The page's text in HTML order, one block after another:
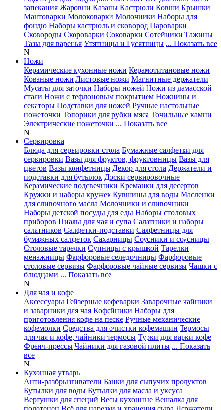
запекания Жаровни Казаны Кастрюли Ковши Крышки
Мантоварки Молоковарки Молочники Наборы для
фондю Наборы кастрюль и сковород Пароварки
Сковороды Скороварки Соковарки Сотейники Тажины
Тазы для варенья Утятницы и Гусятницы ... Показать все
N
Ножи
Керамические кухонные ножи Керамотитановые ножи
Кованые ножи Листовые ножи Магнитные держатели
Мусаты для заточки Наборы ножей Ножи из дамасской
стали Ножи с тефлоновым покрытием Ножницы и
секаторы Подставки для ножей Ручные настольные
ножеточки Топорики для рубки мяса Точильные камни
Электрические ножеточки ... Показать все
N
Сервировка
Блюда для сервировки стола Бумажные салфетки для
сервировки Вазы для фруктов, фруктовницы Вазы для
цветов Вазы конфетницы Декор для стола Держатели и
подставки для бутылок Доски сервировочные
Керамические подсвечники Креманки для десертов
Кружки и наборы кружек Кувшины для воды Масленки
для сливочного масла Молочники и сливочники
Наборы детской посуды для еды Наборы столовых
приборов Пиалы для чая и супа Салатники и наборы
салатников Салфетки-подставки Салфетницы для
бумажных салфеток Сахарницы Соусники и соусницы
Столовые тарелки Супницы с крышкой Тарелки
менажницы Фарфоровые селедочницы Фарфоровые
столовые сервизы Фарфоровые чайные сервизы Чашки с
блюдцами ... Показать все
N
Для чая и кофе
Аксессуары Гейзерные кофеварки Заварочные чайники
и заварники для чая Кофейники Наборы для
приготовления кофе на песке Ручные механические
кофемолки Средства для очистки кофемашин Термосы
для чая и кофе, чайники термосы Турки для варки кофе
Френч-прессы Чайники для газовой плиты ... Показать
все
N
Кухонная утварь
Анти-разбрызгиватели Банки для сыпучих продуктов
Бутылки для воды Бутылки для масла и уксуса
Вертушки для специй Весы кухонные Вешалка для
полотенец Всё для нарезки и хранения сыра Держатели